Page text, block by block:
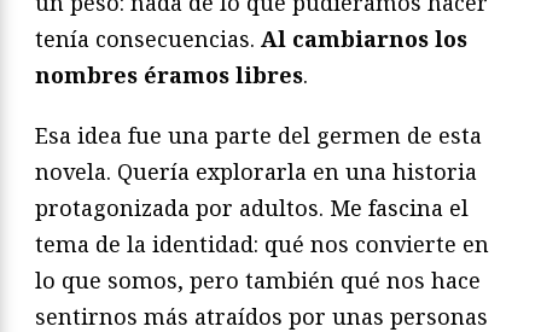
tenía consecuencias. Al cambiarnos los
nombres éramos libres.
Esa idea fue una parte del germen de esta
novela. Quería explorarla en una historia
protagonizada por adultos. Me fascina el
tema de la identidad: qué nos convierte en
lo que somos, pero también qué nos hace
sentirnos más atraídos por unas personas